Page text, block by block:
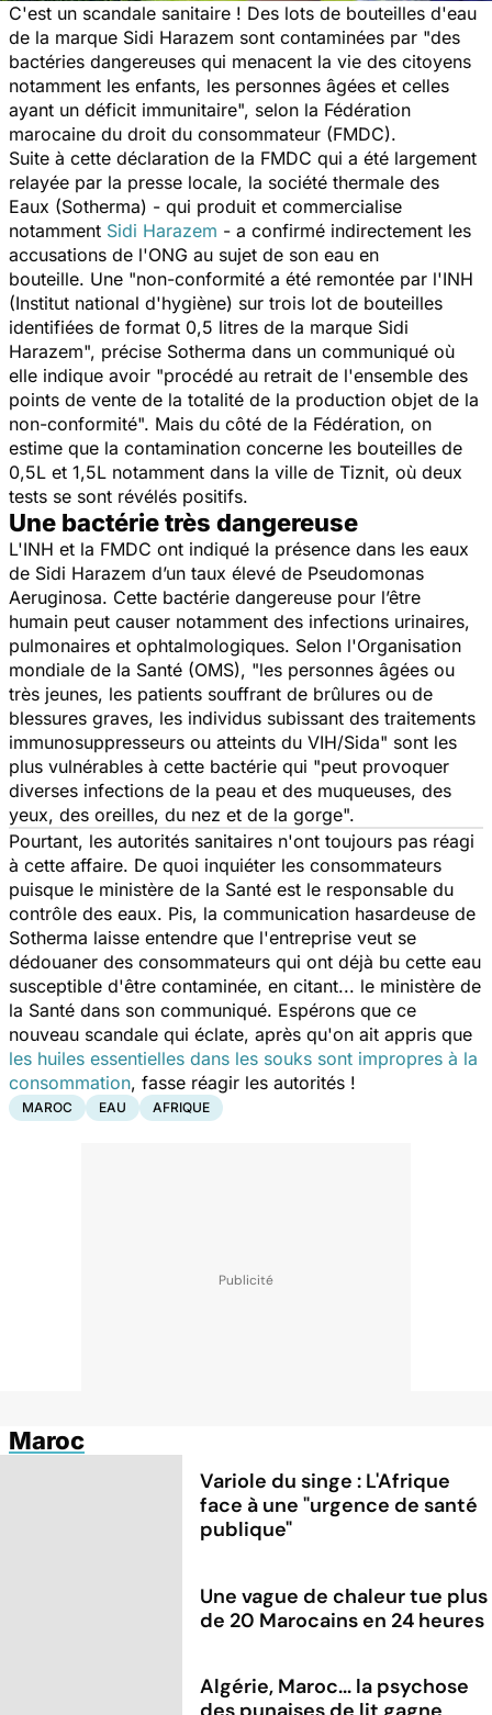
C'est un scandale sanitaire ! Des lots de bouteilles d'eau
de la marque Sidi Harazem sont contaminées par "des
bactéries dangereuses qui menacent la vie des citoyens
notamment les enfants, les personnes âgées et celles
ayant un déficit immunitaire", selon la Fédération
marocaine du droit du consommateur (FMDC).
Suite à cette déclaration de la FMDC qui a été largement
relayée par la presse locale, la société thermale des
Eaux (Sotherma) - qui produit et commercialise
notamment Sidi Harazem - a confirmé indirectement les
accusations de l'ONG au sujet de son eau en
bouteille. Une "non-conformité a été remontée par l'INH
(Institut national d'hygiène) sur trois lot de bouteilles
identifiées de format 0,5 litres de la marque Sidi
Harazem", précise Sotherma dans un communiqué où
elle indique avoir "procédé au retrait de l'ensemble des
points de vente de la totalité de la production objet de la
non-conformité". Mais du côté de la Fédération, on
estime que la contamination concerne les bouteilles de
0,5L et 1,5L notamment dans la ville de Tiznit, où deux
tests se sont révélés positifs.
Une bactérie très dangereuse
L'INH et la FMDC ont indiqué la présence dans les eaux
de Sidi Harazem d’un taux élevé de Pseudomonas
Aeruginosa. Cette bactérie dangereuse pour l’être
humain peut causer notamment des infections urinaires,
pulmonaires et ophtalmologiques. Selon l'Organisation
mondiale de la Santé (OMS), "les personnes âgées ou
très jeunes, les patients souffrant de brûlures ou de
blessures graves, les individus subissant des traitements
immunosuppresseurs ou atteints du VIH/Sida" sont les
plus vulnérables à cette bactérie qui "peut provoquer
diverses infections de la peau et des muqueuses, des
yeux, des oreilles, du nez et de la gorge".
Pourtant, les autorités sanitaires n'ont toujours pas réagi
à cette affaire. De quoi inquiéter les consommateurs
puisque le ministère de la Santé est le responsable du
contrôle des eaux. Pis, la communication hasardeuse de
Sotherma laisse entendre que l'entreprise veut se
dédouaner des consommateurs qui ont déjà bu cette eau
susceptible d'être contaminée, en citant... le ministère de
la Santé dans son communiqué. Espérons que ce
nouveau scandale qui éclate, après qu'on ait appris que
les huiles essentielles dans les souks sont impropres à la
consommation, fasse réagir les autorités !
MAROC EAU AFRIQUE
Maroc
Variole du singe : L'Afrique
face à une "urgence de santé
publique"
Une vague de chaleur tue plus
de 20 Marocains en 24 heures
Algérie, Maroc... la psychose